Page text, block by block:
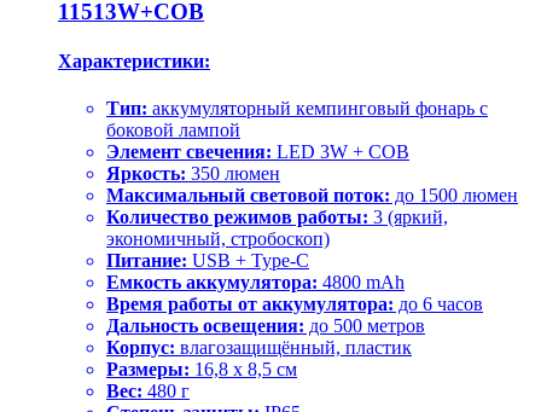
11513W+COB
Характеристики:
Тип: аккумуляторный кемпинговый фонарь с
боковой лампой
Элемент свечения: LED 3W + COB
Яркость: 350 люмен
Максимальный световой поток: до 1500 люмен
Количество режимов работы: 3 (яркий,
экономичный, стробоскоп)
Питание: USB + Type-C
Емкость аккумулятора: 4800 mAh
Время работы от аккумулятора: до 6 часов
Дальность освещения: до 500 метров
Корпус: влагозащищённый, пластик
Размеры: 16,8 x 8,5 см
Вес: 480 г